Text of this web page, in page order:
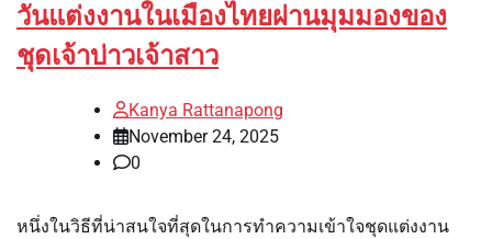
วันแต่งงานในเมืองไทยผ่านมุมมองของ
ชุดเจ้าบ่าวเจ้าสาว
Kanya Rattanapong
November 24, 2025
0
หนึ่งในวิธีที่น่าสนใจที่สุดในการทำความเข้าใจชุดแต่งงาน